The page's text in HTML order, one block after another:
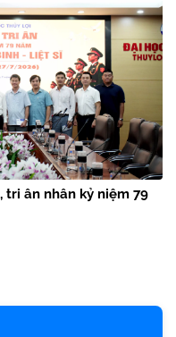
ân nhân kỷ niệm 79